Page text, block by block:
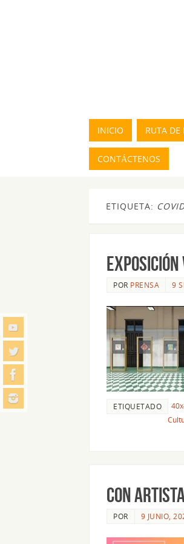
INICIO RUTA DE
CONTÁCTENOS
ETIQUETA:
POR PRENSA 9
ETIQUETADO
CON
POR 9 JUNIO,